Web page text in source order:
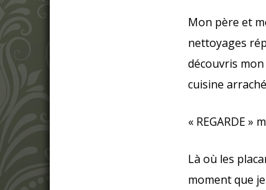
Mon père et
nettoyages
découvris
cuisine
« REGARDE »
Là où les
moment que